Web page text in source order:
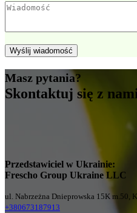
Masz pytania?
Skontaktuj się z
Przedstawiciel w Ukrainie:
Frescho Group Ukraine LLC
ul. Nabrzeżna Dnieprowska 15K m.50,
+380673187913